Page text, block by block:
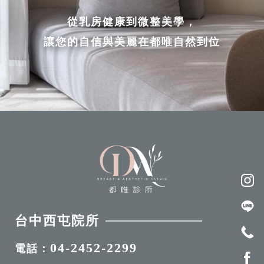
從乳房健康到微整美學，
讓您的自信與美麗在都唯自然到位
台中西屯院所
電話： 04-2452-2299